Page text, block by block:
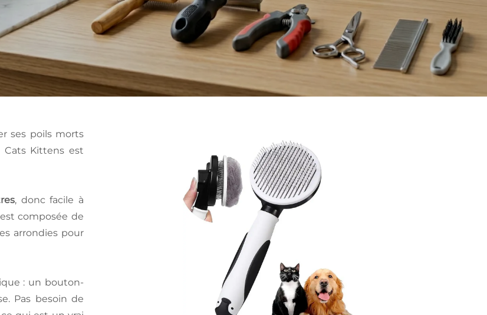
ses poils morts
Cats Kittens est
, donc facile à
composée de
arrondies pour
: un bouton-
Pas besoin de